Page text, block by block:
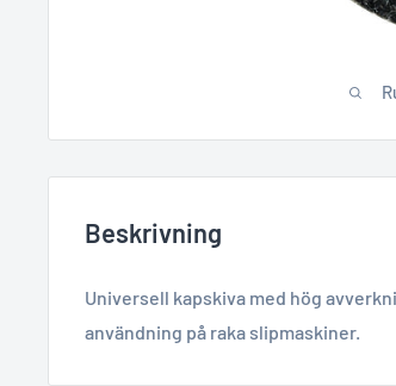
Beskrivning
Universell kapskiva med hög
användning på raka slipmaskiner.